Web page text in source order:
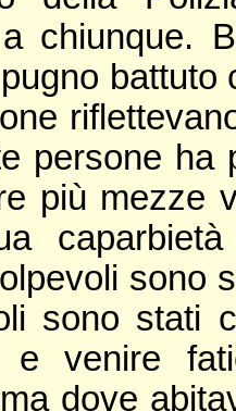
chiunque.
persone ha
più mezze
sono
sono stati
e venire
dove